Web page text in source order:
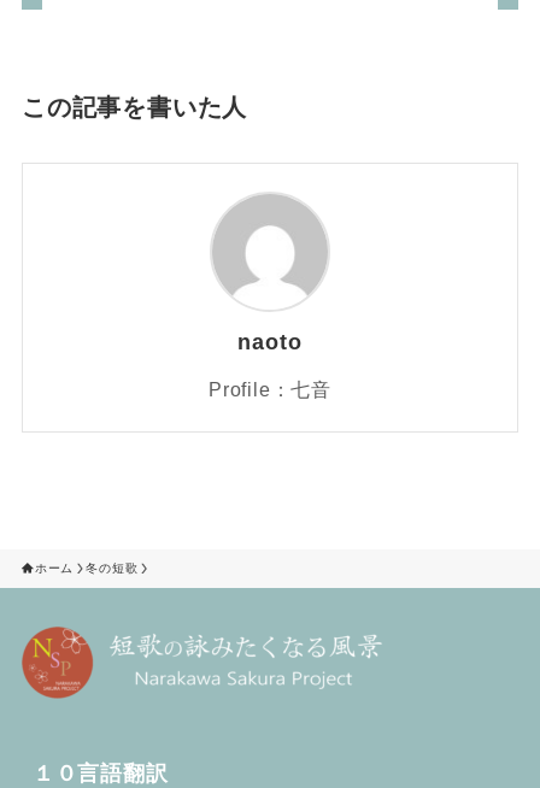
この記事を書いた人
naoto
Profile：七音
ホーム 冬の短歌
１０言語翻訳